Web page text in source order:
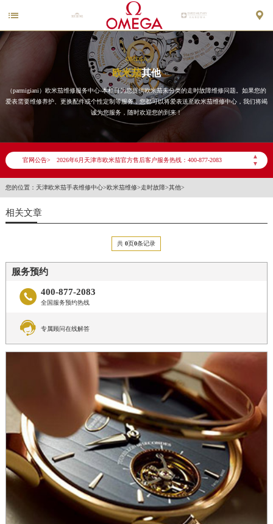
 
OMEGA
欧米茄其他
（parmigiani）欧米茄维修服务中心-本栏目为您提供欧米茄未分类的走时故障维修问题。如果您的
爱表需要维修养护、更换配件或个性定制等服务，您都可以将爱表送至欧米茄维修中心，我们将竭
诚为您服务，随时欢迎您的到来！
官网公告>
▲
▼
2026年6月欧米茄天津市售后服务网络优化升级公告
2026年6月天津市欧米茄官方售后客户服务热线：400-877-2083
2026年6月欧米茄售后服务中心最新网点地址：
您的位置： 天津欧米茄手表维修中心>欧米茄维修>走时故障>其他>
相关文章
共0页0条记录
服务预约
 400-877-2083
全国服务预约热线
 专属顾问在线解答